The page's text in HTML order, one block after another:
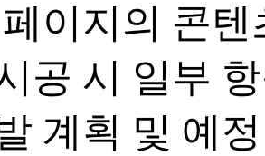
이지의 콘텐
공 시 일부
계획 및 예